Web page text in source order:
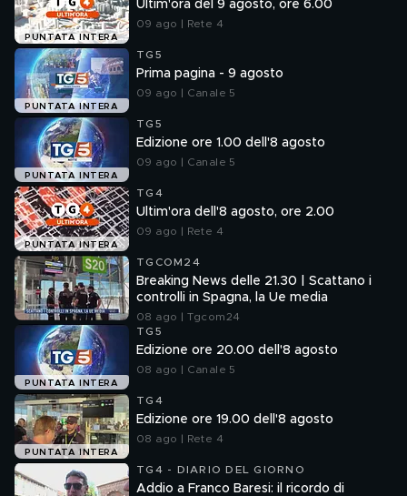
PUNTATA INTERA
Ultim'ora del 9 agosto, ore 6.00
09 ago | Rete 4
PUNTATA INTERA
TG5
Prima pagina - 9 agosto
09 ago | Canale 5
PUNTATA INTERA
TG5
Edizione ore 1.00 dell'8 agosto
09 ago | Canale 5
PUNTATA INTERA
TG4
Ultim'ora dell'8 agosto, ore 2.00
09 ago | Rete 4
TGCOM24
Breaking News delle 21.30 | Scattano i
controlli in Spagna, la Ue media
08 ago | Tgcom24
PUNTATA INTERA
TG5
Edizione ore 20.00 dell'8 agosto
08 ago | Canale 5
PUNTATA INTERA
TG4
Edizione ore 19.00 dell'8 agosto
08 ago | Rete 4
TG4 - DIARIO DEL GIORNO
Addio a Franco Baresi: il ricordo di